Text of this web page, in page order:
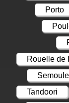
Porto
Rouelle de
Semoule
Tandoori